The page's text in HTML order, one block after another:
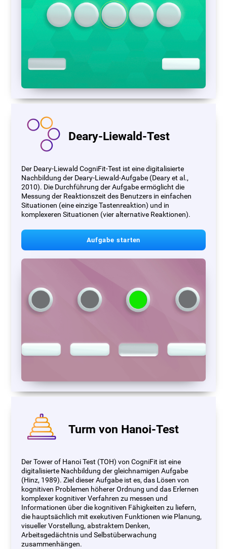
Deary-Liewald-Test
Der Deary-Liewald CogniFit-Test ist eine digitalisierte
Nachbildung der Deary-Liewald-Aufgabe (Deary et al.,
2010). Die Durchführung der Aufgabe ermöglicht die
Messung der Reaktionszeit des Benutzers in einfachen
Situationen (eine einzige Tastenreaktion) und in
komplexeren Situationen (vier alternative Reaktionen).
Aufgabe starten
Turm von Hanoi-Test
Der Tower of Hanoi Test (TOH) von CogniFit ist eine
digitalisierte Nachbildung der gleichnamigen Aufgabe
(Hinz, 1989). Ziel dieser Aufgabe ist es, das Lösen von
kognitiven Problemen höherer Ordnung und das Erlernen
komplexer kognitiver Verfahren zu messen und
Informationen über die kognitiven Fähigkeiten zu liefern,
die hauptsächlich mit exekutiven Funktionen wie Planung,
visueller Vorstellung, abstraktem Denken,
Arbeitsgedächtnis und Selbstüberwachung
zusammenhängen.